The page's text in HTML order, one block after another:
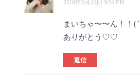
2018年5月24日 9:54 PM
まいちゃ〜〜ん！！
ありがとう♡♡
返信